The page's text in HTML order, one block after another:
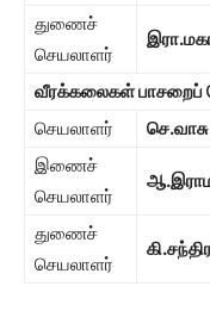
துணைச்
செயலாளர்
வீரக்கலைகள்பாசறைப்
செயலாளர்
செ.வாசு
இணைச்
செயலாளர்
துணைச்
செயலாளர்